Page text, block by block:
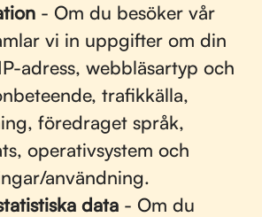
- Om du besöker vår
vi in uppgifter om din
adress, webbläsartyp och
trafikkälla,
föredraget språk,
operativsystem och
användning.
data - Om du